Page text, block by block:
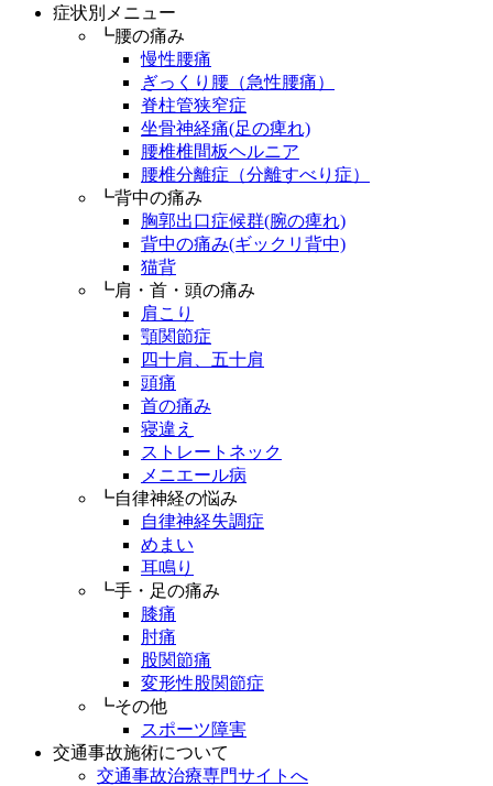
症状別メニュー
┗腰の痛み
慢性腰痛
ぎっくり腰（急性腰痛）
脊柱管狭窄症
坐骨神経痛(足の痺れ)
腰椎椎間板ヘルニア
腰椎分離症（分離すべり症）
┗背中の痛み
胸郭出口症候群(腕の痺れ)
背中の痛み(ギックリ背中)
猫背
┗肩・首・頭の痛み
肩こり
顎関節症
四十肩、五十肩
頭痛
首の痛み
寝違え
ストレートネック
メニエール病
┗自律神経の悩み
自律神経失調症
めまい
耳鳴り
┗手・足の痛み
膝痛
肘痛
股関節痛
変形性股関節症
┗その他
スポーツ障害
交通事故施術について
交通事故治療専門サイトへ